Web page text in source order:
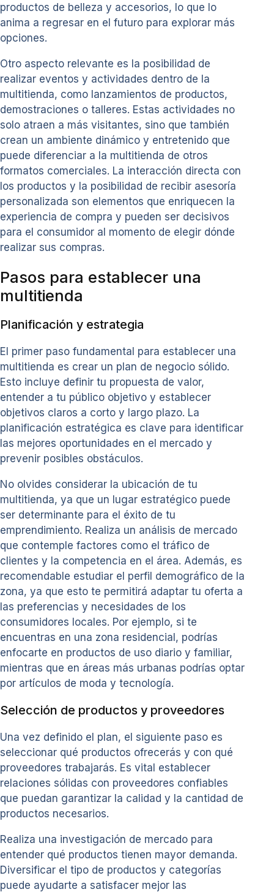
productos de belleza y accesorios, lo que lo
anima a regresar en el futuro para explorar más
opciones.
Otro aspecto relevante es la posibilidad de
realizar eventos y actividades dentro de la
multitienda, como lanzamientos de productos,
demostraciones o talleres. Estas actividades no
solo atraen a más visitantes, sino que también
crean un ambiente dinámico y entretenido que
puede diferenciar a la multitienda de otros
formatos comerciales. La interacción directa con
los productos y la posibilidad de recibir asesoría
personalizada son elementos que enriquecen la
experiencia de compra y pueden ser decisivos
para el consumidor al momento de elegir dónde
realizar sus compras.
Pasos para establecer una
multitienda
Planificación y estrategia
El primer paso fundamental para establecer una
multitienda es crear un plan de negocio sólido.
Esto incluye definir tu propuesta de valor,
entender a tu público objetivo y establecer
objetivos claros a corto y largo plazo. La
planificación estratégica es clave para identificar
las mejores oportunidades en el mercado y
prevenir posibles obstáculos.
No olvides considerar la ubicación de tu
multitienda, ya que un lugar estratégico puede
ser determinante para el éxito de tu
emprendimiento. Realiza un análisis de mercado
que contemple factores como el tráfico de
clientes y la competencia en el área. Además, es
recomendable estudiar el perfil demográfico de la
zona, ya que esto te permitirá adaptar tu oferta a
las preferencias y necesidades de los
consumidores locales. Por ejemplo, si te
encuentras en una zona residencial, podrías
enfocarte en productos de uso diario y familiar,
mientras que en áreas más urbanas podrías optar
por artículos de moda y tecnología.
Selección de productos y proveedores
Una vez definido el plan, el siguiente paso es
seleccionar qué productos ofrecerás y con qué
proveedores trabajarás. Es vital establecer
relaciones sólidas con proveedores confiables
que puedan garantizar la calidad y la cantidad de
productos necesarios.
Realiza una investigación de mercado para
entender qué productos tienen mayor demanda.
Diversificar el tipo de productos y categorías
puede ayudarte a satisfacer mejor las